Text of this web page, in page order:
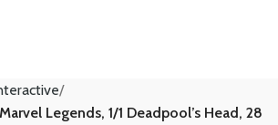
Legends, 1/1 Deadpool’s Head, 28